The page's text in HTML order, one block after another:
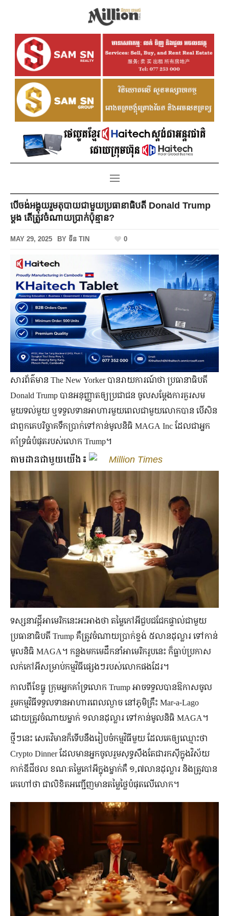
បើចង់អង្គុយរួមតុបាយជាមួយប្រធានាធិបតី Donald Trump
ម្ដង តើត្រូវចំណាយប្រាក់ប៉ុន្មាន?
MAY 29, 2025 BY ទីន TIN 0
សារព័ត៌មាន The New Yorker បានរាយការណ៍ថា ប្រធានាធិបតី
Donald Trump បានអនុញ្ញាតឲ្យប្រជាជន ចូលសម្ដែងការគួរសម
មួយទល់មួយ ឬទទួលទានអាហារមួយពេលជាមួយលោកបាន បើសិន
ជាពួកគេបរិច្ចាគទឹកប្រាក់ទៅកាន់មូលនិធិ MAGA Inc ដែលជាអ្នក
គាំទ្រធំបំផុតរបស់លោក Trump។
តាមដានជាមួយយើង៖ Million Times
ទស្សនាវដ្ដីអាមេរិកនេះអះអាងថា តម្លៃកៅអីជួបជជែកផ្ទាល់ជាមួយ
ប្រធានាធិបតី Trump គឺត្រូវចំណាយប្រាក់ខ្ទង់ ៥លានដុល្លារ ទៅកាន់
មូលនិធិ MAGA។ កន្លងមកមេដឹកនាំអាមេរិករូបនេះ ក៏ធ្លាប់ប្រកាស
លក់កៅអីសម្រាប់កម្មវិធីផ្សេងៗរបស់លោកផងដែរ។
កាលពីខែធ្នូ ក្រុមអ្នកគាំទ្រលោក Trump អាចទទួលបានឱកាសចូល
រួមកម្មវិធីទទួលទានអាហារពេលល្ងាច នៅភូមិគ្រឹះ Mar-a-Lago
ដោយត្រូវចំណាយម្នាក់ ១លានដុល្លារ ទៅកាន់មូលនិធិ MAGA។
ថ្មីៗនេះ សេតវិមានក៏ទើបនឹងរៀបចំកម្មវិធីមួយ ដែលគេឲ្យឈ្មោះថា
Crypto Dinner ដែលមានអ្នកចូលរួមសុទ្ធសឹងតែជារកស៊ីក្នុងវិស័យ
កាក់ឌីជីថល ខណៈតម្លៃកៅអីក្នុងម្នាក់គឺ ១,៧លានដុល្លារ និងត្រូវបាន
គេហៅថា ជាលិខិតអញ្ជើញមានតម្លៃថ្លៃបំផុតលើលោក។